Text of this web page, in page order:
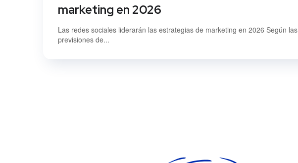
marketing en 2026
Las redes sociales liderarán las estrategias de marketing en 2026 Según las
previsiones de...